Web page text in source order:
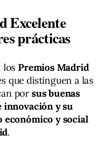
Excelente
prácticas
los Premios Madrid
que distinguen a las
por sus buenas
innovación y su
y social
.